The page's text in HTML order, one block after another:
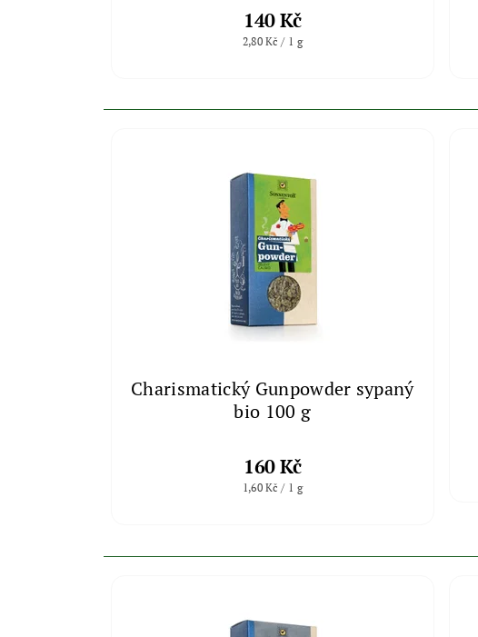
140 Kč
2,80 Kč / 1 g
Charismatický Gunpowder sypaný
bio 100 g
160 Kč
1,60 Kč / 1 g